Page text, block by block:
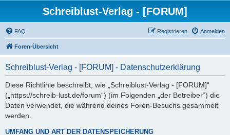
Schreiblust-Verlag - [FORUM]
FAQ Anmelden
Registrieren
Foren-Übersicht
Schreiblust-Verlag - [FORUM] - Datenschutzerklärung
Diese Richtlinie beschreibt, wie „Schreiblust-Verlag - [FORUM]“
(„https://schreib-lust.de/forum“) (im Folgenden „der Betreiber“) die
Daten verwendet, die während deines Foren-Besuchs gesammelt
werden.
UMFANG UND ART DER DATENSPEICHERUNG